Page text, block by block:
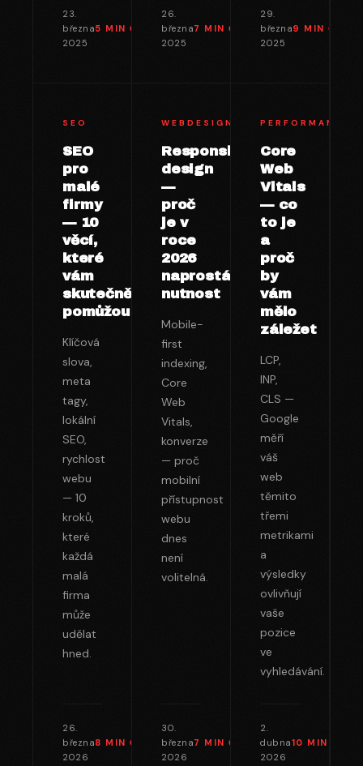
23.
března
2025
5 MIN ČTENÍ →
26.
března
2025
7 MIN ČTENÍ →
29.
března
2025
9 MIN
SEO
SEO
pro
malé
firmy
— 10
věcí,
které
vám
skutečně
pomůžou
Klíčová
slova,
meta
tagy,
lokální
SEO,
rychlost
webu
— 10
kroků,
které
každá
malá
firma
může
udělat
hned.
26.
března
2026
8 MIN ČTENÍ →
WEBDESIGN
Responsive
design
—
proč
je v
roce
2026
naprostá
nutnost
Mobile-
first
indexing,
Core
Web
Vitals,
konverze
— proč
mobilní
přístupnost
webu
dnes
není
volitelná.
30.
března
2026
7 MIN ČTENÍ →
PERFORMANCE
Core
Web
Vitals
— co
to je
a
proč
by
vám
mělo
záležet
LCP,
INP,
CLS —
Google
měří
váš
web
těmito
třemi
metrikami
a
výsledky
ovlivňují
vaše
pozice
ve
vyhledávání.
2.
dubna
2026
10 MIN